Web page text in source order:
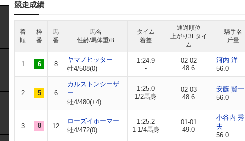
競走成績
着
順
枠
番
馬
番
馬名
性齢/馬体重/B
タイム
着差
通過順位
上がり3Fタイ
ム
騎手名
斤量
1 6 8
ヤマノヒッター
牡4/508(0)
1:24.9
-
02-02
48.6
河内 洋
56.0
2 5 6
カルストンシーザ
ー
牡4/480(+4)
1:25.0
1/2馬身
02-03
48.6
安藤 賢一
56.0
3 8 12
ローズイホーマー
牡4/472(0)
1:25.2
1 1/4馬身
01-01
49.0
小谷内 秀
夫
56.0